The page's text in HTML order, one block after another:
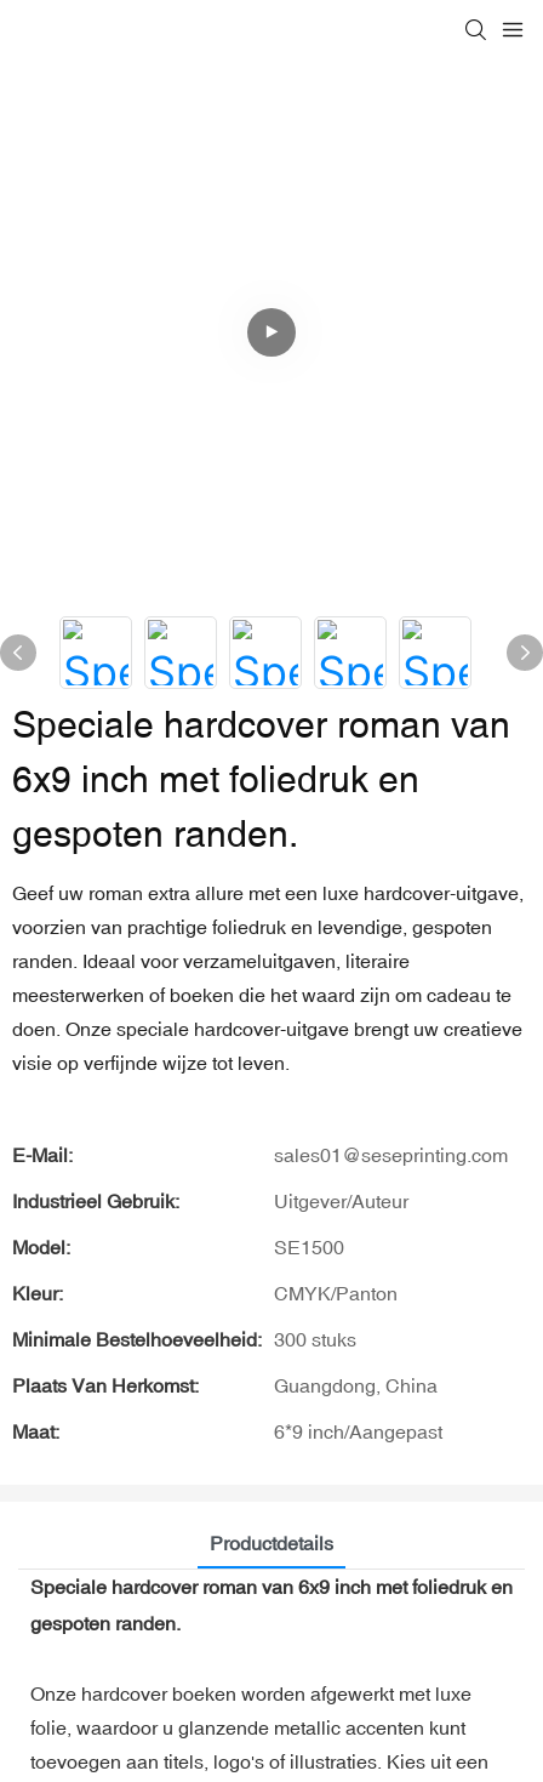
Speciale hardcover roman van
6x9 inch met foliedruk en
gespoten randen.
Geef uw roman extra allure met een luxe hardcover-uitgave,
voorzien van prachtige foliedruk en levendige, gespoten
randen. Ideaal voor verzameluitgaven, literaire
meesterwerken of boeken die het waard zijn om cadeau te
doen. Onze speciale hardcover-uitgave brengt uw creatieve
visie op verfijnde wijze tot leven.
E-Mail: sales01@seseprinting.com
Industrieel Gebruik: Uitgever/Auteur
Model: SE1500
Kleur: CMYK/Panton
Minimale Bestelhoeveelheid: 300 stuks
Plaats Van Herkomst: Guangdong, China
Maat: 6*9 inch/Aangepast
Productdetails
Speciale hardcover roman van 6x9 inch met foliedruk en
gespoten randen.
Onze hardcover boeken worden afgewerkt met luxe
folie, waardoor u glanzende metallic accenten kunt
toevoegen aan titels, logo's of illustraties. Kies uit een